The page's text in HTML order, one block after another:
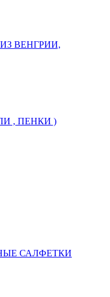
ВЕНГРИИ,
, ПЕНКИ )
САЛФЕТКИ